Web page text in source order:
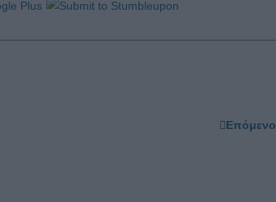
Επόμενο